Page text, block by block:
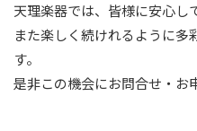
天理楽器では、皆様に安心し
また楽しく続けれるように
す。
是非この機会にお問合せ・お